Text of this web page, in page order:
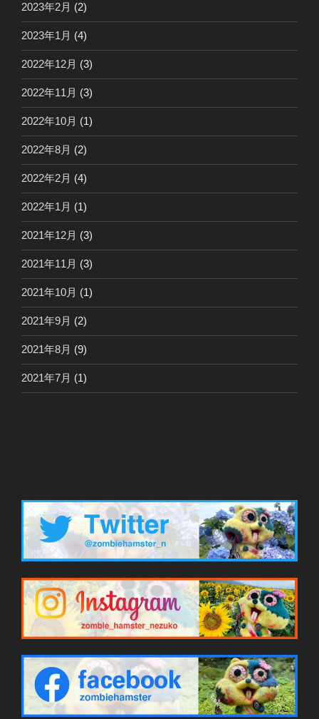
2023年2月 (2)
2023年1月 (4)
2022年12月 (3)
2022年11月 (3)
2022年10月 (1)
2022年8月 (2)
2022年2月 (4)
2022年1月 (1)
2021年12月 (3)
2021年11月 (3)
2021年10月 (1)
2021年9月 (2)
2021年8月 (9)
2021年7月 (1)